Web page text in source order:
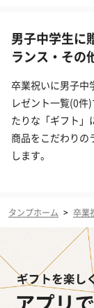
男子中学生に
ランス・その
卒業祝いに男子中
レゼント一覧(0件
たりな「ギフト」
商品をこだわりの
します。
タンプホーム > 卒業